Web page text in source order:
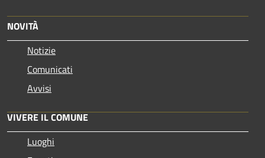
NOVITÀ
Notizie
Comunicati
Avvisi
VIVERE IL COMUNE
Luoghi